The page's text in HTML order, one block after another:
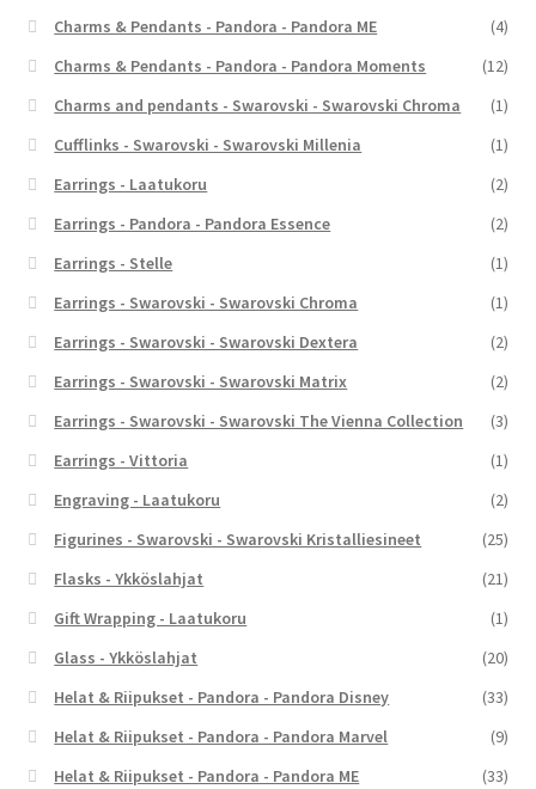
Charms & Pendants - Pandora - Pandora ME
(4)
Charms & Pendants - Pandora - Pandora Moments
(12)
Charms and pendants - Swarovski - Swarovski Chroma
(1)
Cufflinks - Swarovski - Swarovski Millenia
(1)
Earrings - Laatukoru
(2)
Earrings - Pandora - Pandora Essence
(2)
Earrings - Stelle
(1)
Earrings - Swarovski - Swarovski Chroma
(1)
Earrings - Swarovski - Swarovski Dextera
(2)
Earrings - Swarovski - Swarovski Matrix
(2)
Earrings - Swarovski - Swarovski The Vienna Collection
(3)
Earrings - Vittoria
(1)
Engraving - Laatukoru
(2)
Figurines - Swarovski - Swarovski Kristalliesineet
(25)
Flasks - Ykköslahjat
(21)
Gift Wrapping - Laatukoru
(1)
Glass - Ykköslahjat
(20)
Helat & Riipukset - Pandora - Pandora Disney
(33)
Helat & Riipukset - Pandora - Pandora Marvel
(9)
Helat & Riipukset - Pandora - Pandora ME
(33)